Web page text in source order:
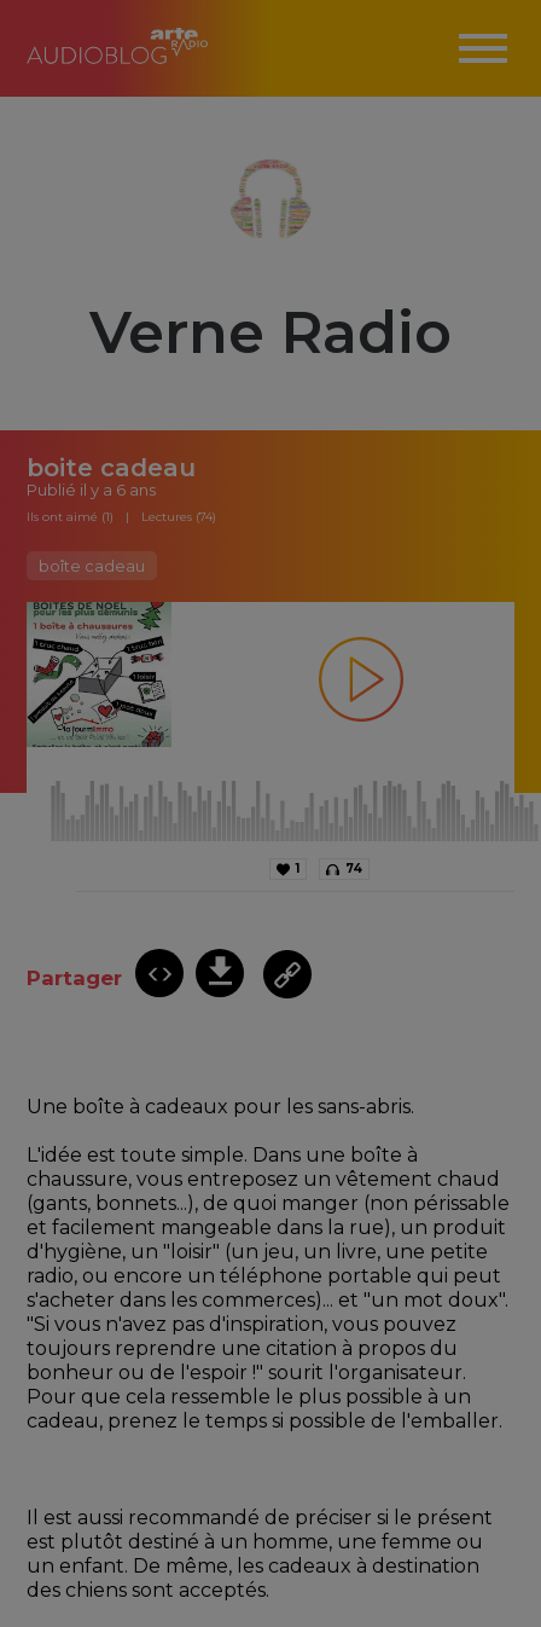
Verne Radio
boite cadeau
Publié il y a 6 ans
Ils ont aimé (1) Lectures (74)
boîte cadeau
1 74
Partager
Une boîte à cadeaux pour les sans-abris.
L'idée est toute simple. Dans une boîte à
chaussure, vous entreposez un vêtement chaud
(gants, bonnets...), de quoi manger (non périssable
et facilement mangeable dans la rue), un produit
d'hygiène, un "loisir" (un jeu, un livre, une petite
radio, ou encore un téléphone portable qui peut
s'acheter dans les commerces)... et "un mot doux".
"Si vous n'avez pas d'inspiration, vous pouvez
toujours reprendre une citation à propos du
bonheur ou de l'espoir !" sourit l'organisateur.
Pour que cela ressemble le plus possible à un
cadeau, prenez le temps si possible de l'emballer.
Il est aussi recommandé de préciser si le présent
est plutôt destiné à un homme, une femme ou
un enfant. De même, les cadeaux à destination
des chiens sont acceptés.